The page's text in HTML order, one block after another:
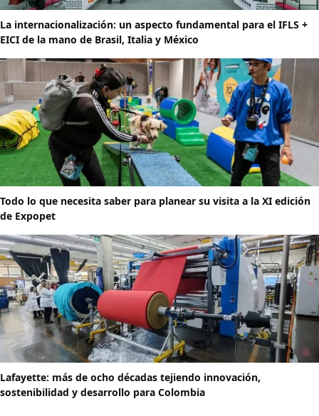
La internacionalización: un aspecto fundamental para el IFLS +
EICI de la mano de Brasil, Italia y México
Todo lo que necesita saber para planear su visita a la XI edición
de Expopet
Lafayette: más de ocho décadas tejiendo innovación,
sostenibilidad y desarrollo para Colombia